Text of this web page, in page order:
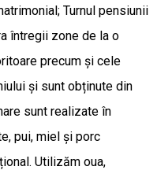
Turnul pensiunii
întregii zone de la o
precum și cele
și sunt obținute din
sunt realizate în
pui, miel și porc
Utilizăm oua,